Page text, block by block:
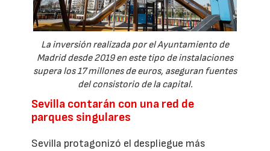
La inversión realizada por el Ayuntamiento de
Madrid desde 2019 en este tipo de instalaciones
supera los 17 millones de euros, aseguran fuentes
del consistorio de la capital.
Sevilla contarán con una red de
parques singulares
Sevilla protagonizó el despliegue más